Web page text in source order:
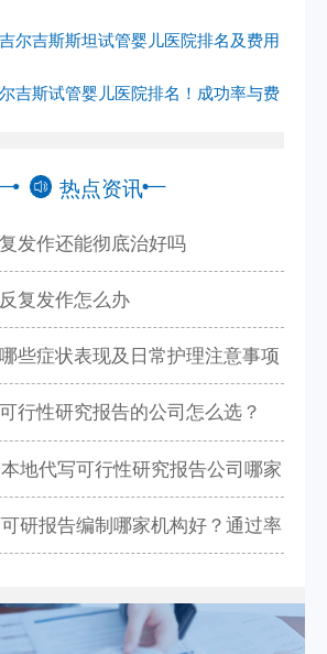
尔吉斯斯坦试管婴儿医院排名及费用
吉斯试管婴儿医院排名！成功率与费
热点资讯
发作还能彻底治好吗
复发作怎么办
些症状表现及日常护理注意事项
行性研究报告的公司怎么选？
口碑机构排名
地代写可行性研究报告公司哪家
规团队推荐
研报告编制哪家机构好？通过率